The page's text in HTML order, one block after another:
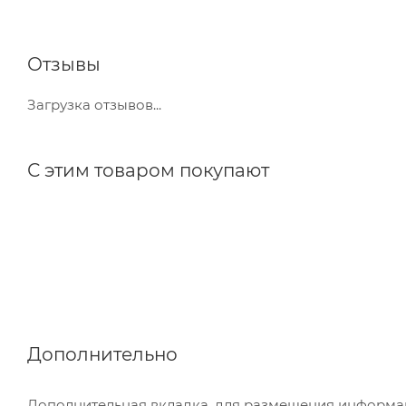
Отзывы
Загрузка отзывов...
С этим товаром покупают
Дополнительно